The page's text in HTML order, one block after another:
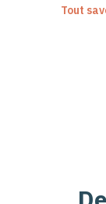
Tout